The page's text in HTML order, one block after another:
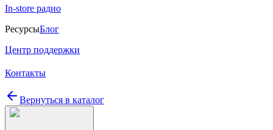
In-store радио
РесурсыБлог
Центр поддержки
Контакты
Вернуться в каталог